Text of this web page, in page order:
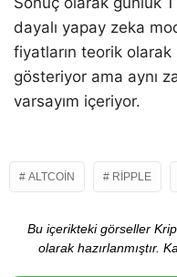
dayalı yapay zeka
fiyatların teorik
gösteriyor ama aynı
varsayım içeriyor.
ALTCOIN RIPPLE
Bu içerikteki görseller
olarak hazırlanmıştır.